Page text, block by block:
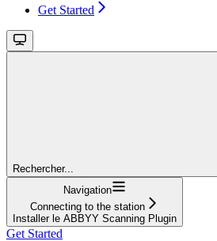
Get Started
Rechercher...
Navigation
Connecting to the station
Installer le ABBYY Scanning Plugin
Get Started